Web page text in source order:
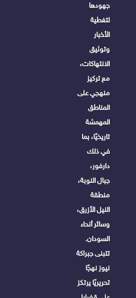
جهودها
لتغطية
الأخبار
وتوثيق
الانتهاكات،
مع تركيز
منهجي على
المناطق
المهمشة
تاريخيًا، بما
في ذلك
دارفور،
جبال النوبة،
منطقة
النيل الأزرق،
وسائر أنحاء
السودان.
تتبنى جبراكة
نيوز نهجًا
تحريريًا يرتكز